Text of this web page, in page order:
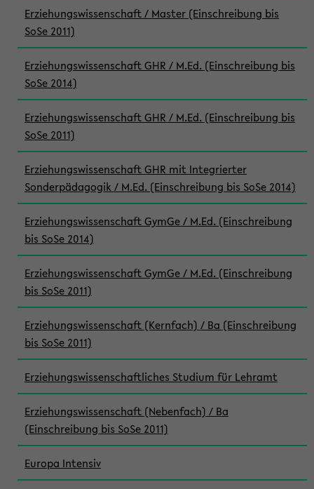
Erziehungswissenschaft / Master (Einschreibung bis
SoSe 2011)
Erziehungswissenschaft GHR / M.Ed. (Einschreibung bis
SoSe 2014)
Erziehungswissenschaft GHR / M.Ed. (Einschreibung bis
SoSe 2011)
Erziehungswissenschaft GHR mit Integrierter
Sonderpädagogik / M.Ed. (Einschreibung bis SoSe 2014)
Erziehungswissenschaft GymGe / M.Ed. (Einschreibung
bis SoSe 2014)
Erziehungswissenschaft GymGe / M.Ed. (Einschreibung
bis SoSe 2011)
Erziehungswissenschaft (Kernfach) / Ba (Einschreibung
bis SoSe 2011)
Erziehungswissenschaftliches Studium für Lehramt
Erziehungswissenschaft (Nebenfach) / Ba
(Einschreibung bis SoSe 2011)
Europa Intensiv